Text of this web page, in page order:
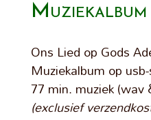
Muziekalbum
Ons Lied op Gods
Muziekalbum op
77 min. muziek (wav
(exclusief